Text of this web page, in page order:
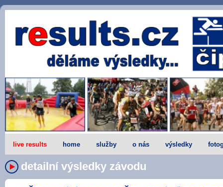
live results home služby o nás výsledky
detailní výsledky závodu